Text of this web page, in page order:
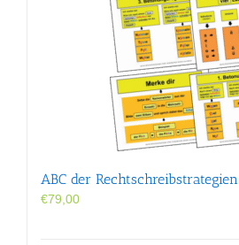
ABC der Rechtschreibstrategien
€79,00